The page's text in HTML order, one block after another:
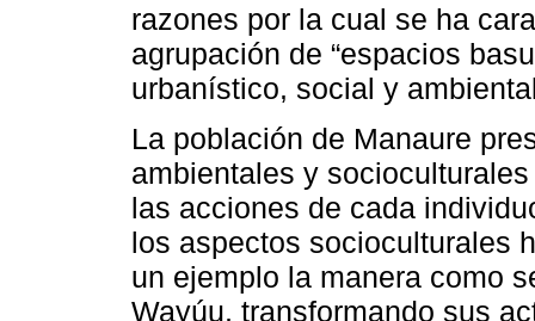
razones por la cual se ha
agrupación de “espacios
urbanístico, social y
La población de Manaure
ambientales y
las acciones de cada
los aspectos socioculturales
un ejemplo la manera como
Wayúu, transformando sus